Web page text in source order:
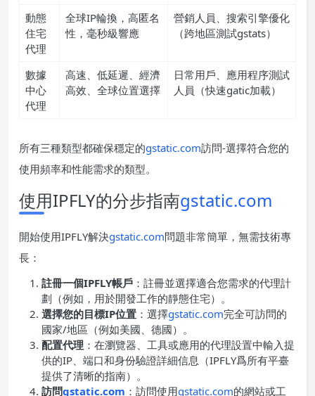
動態
住宅
代理
全球IP輪換，高匿名
性，毫秒級響應
營銷人員、搜索引擎優化
（跨地區測試gstats）
數據
中心
代理
高速、低延遲、經濟
高效、全球位置選擇
日常用戶、應用程序測試
人員（快速gatic加載）
所有三種類型都確保穩定的gstatic.com訪問-選擇符合您的
使用頻率和性能需求的類型。
使用IPFLY的分步指南gstatic.com
開始使用IPFLY解決gstatic.com問題非常簡單，無需技術專
長：
註冊一個IPFLY帳戶 ：註冊並選擇適合您需求的代理計
劃（例如，用於開發工作的靜態住宅）。
選擇您的目標IP位置 ：選擇gstatic.com完全可訪問的
國家/地區（例如美國、德國）。
配置代理 ：在瀏覽器、工具或應用的代理設置中輸入提
供的IP、端口和身份驗證詳細信息（IPFLY爲所有平臺
提供了清晰的指南）。
訪問gstatic.com ：訪問使用gstatic.com的網站或工